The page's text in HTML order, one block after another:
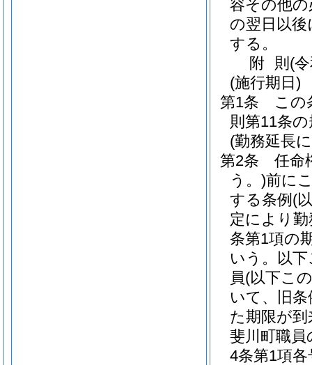
容その他
の翌日以
する。
附 則 (
(施行期日)
第1条
この
則第11条
(勤務延長
第2条
任命
う。)前に
する条例 (
定により
条第1項の
いう。以
員(以下こ
いて、旧
た期限が
斐川町職
4条第1項